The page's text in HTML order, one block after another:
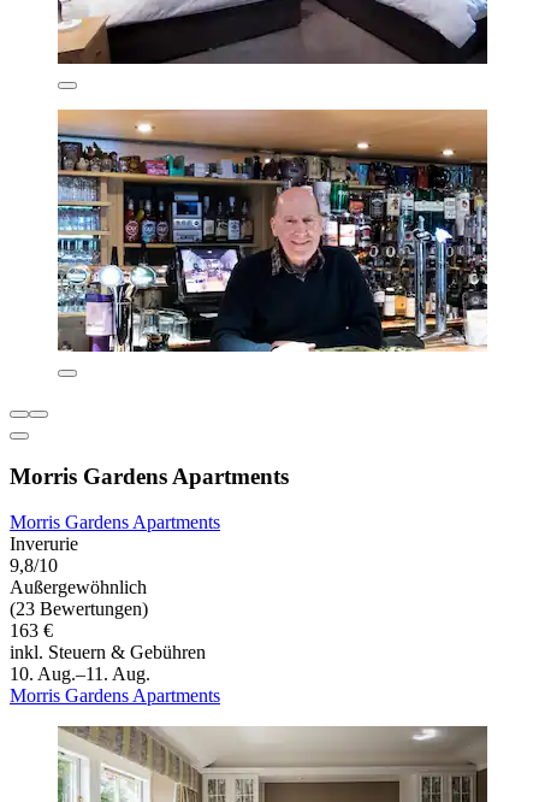
Morris Gardens Apartments
Morris Gardens Apartments
Inverurie
9,8/10
Außergewöhnlich
(23 Bewertungen)
163 €
inkl. Steuern & Gebühren
10. Aug.–11. Aug.
Morris Gardens Apartments